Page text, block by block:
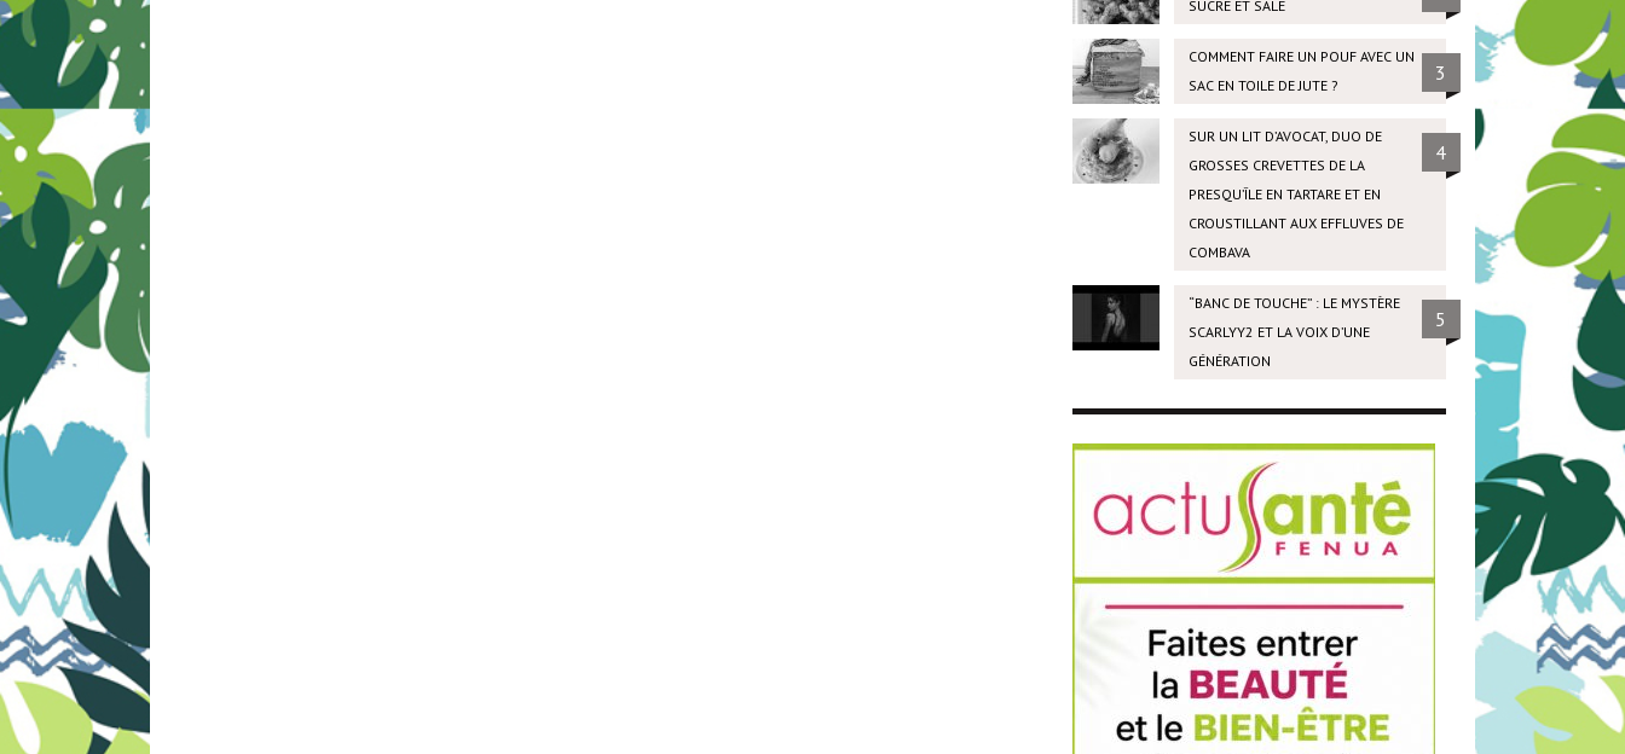
SUCRÉ ET SALÉ
COMMENT FAIRE UN POUF AVEC UN
SAC EN TOILE DE JUTE ?
3
SUR UN LIT D’AVOCAT, DUO DE
GROSSES CREVETTES DE LA
PRESQU’ÎLE EN TARTARE ET EN
CROUSTILLANT AUX EFFLUVES DE
COMBAVA
4
“BANC DE TOUCHE” : LE MYSTÈRE
SCARLYY2 ET LA VOIX D’UNE
GÉNÉRATION
5